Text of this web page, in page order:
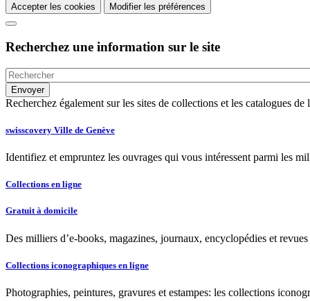
Accepter les cookies Modifier les préférences
Recherchez une information sur le site
Recherchez également sur les sites de collections et les catalogues
swisscovery Ville de Genève
Identifiez et empruntez les ouvrages qui vous intéressent parmi les
Collections en ligne
Gratuit à domicile
Des milliers d’e-books, magazines, journaux, encyclopédies et
Collections iconographiques en ligne
Photographies, peintures, gravures et estampes: les collections